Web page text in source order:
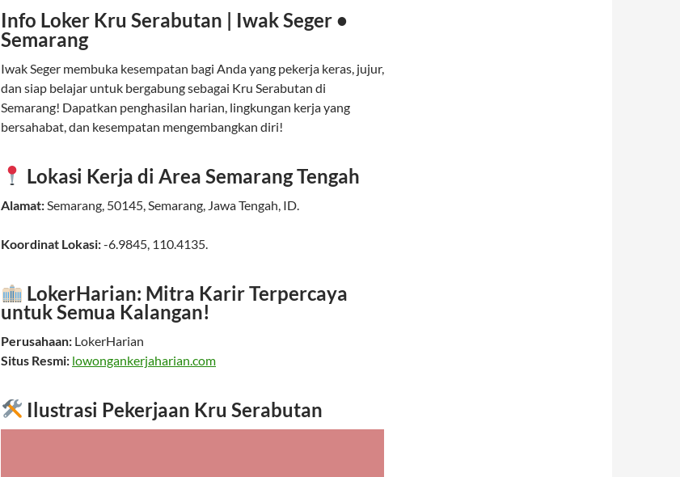
Info Loker Kru Serabutan | Iwak Seger •
Semarang
Iwak Seger membuka kesempatan bagi Anda yang pekerja keras, jujur,
dan siap belajar untuk bergabung sebagai Kru Serabutan di
Semarang! Dapatkan penghasilan harian, lingkungan kerja yang
bersahabat, dan kesempatan mengembangkan diri!
Lokasi Kerja di Area Semarang Tengah
Alamat: Semarang 50145 Semarang Jawa Tengah ID
Koordinat Lokasi:-6.9845 110.4135
LokerHarian: Mitra Karir Terpercaya
untuk Semua Kalangan!
Perusahaan: LokerHarian
Situs Resmi: lowongankerjaharian.com
Ilustrasi Pekerjaan Kru Serabutan